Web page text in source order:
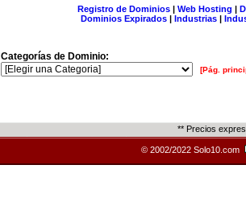
Registro de Dominios| Web Hosting |
Dominios Expirados | Industrias |
Categorías de Dominio:
[Pág.
** Precios
© 2002/2022 Solo10.com